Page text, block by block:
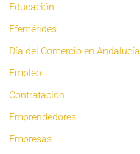
Educación
Efemérides
Día del Comercio en Andalucía
Empleo
Contratación
Emprendedores
Empresas